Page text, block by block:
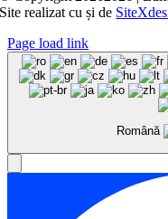
Site realizat cușide
Page load link
Română